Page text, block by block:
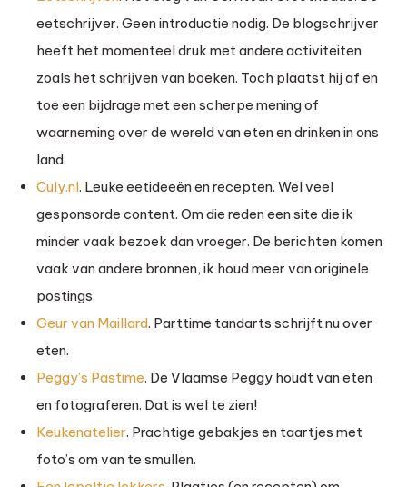
eetschrijver. Geen introductie nodig. De blogschrijver
heeft het momenteel druk met andere activiteiten
zoals het schrijven van boeken. Toch plaatst hij af en
toe een bijdrage met een scherpe mening of
waarneming over de wereld van eten en drinken in ons
land.
Culy.nl. Leuke eetideeën en recepten. Wel veel
gesponsorde content. Om die reden een site die ik
minder vaak bezoek dan vroeger. De berichten komen
vaak van andere bronnen, ik houd meer van originele
postings.
Geur van Maillard. Parttime tandarts schrijft nu over
eten.
Peggy’s Pastime. De Vlaamse Peggy houdt van eten
en fotograferen. Dat is wel te zien!
Keukenatelier. Prachtige gebakjes en taartjes met
foto’s om van te smullen.